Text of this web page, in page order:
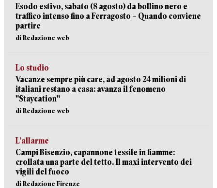
Esodo estivo, sabato (8 agosto) da bollino nero e
traffico intenso fino a Ferragosto – Quando conviene
partire
di Redazione web
Lo studio
Vacanze sempre più care, ad agosto 24 milioni di
italiani restano a casa: avanza il fenomeno
"Staycation"
di Redazione web
L’allarme
Campi Bisenzio, capannone tessile in fiamme:
crollata una parte del tetto. Il maxi intervento dei
vigili del fuoco
di Redazione Firenze